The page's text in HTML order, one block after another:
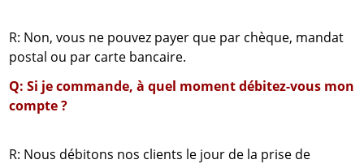
R: Non, vous ne pouvez payer que par chèque, mandat
postal ou par carte bancaire.
Q: Si je commande, à quel moment débitez-vous mon
compte ?
R: Nous débitons nos clients le jour de la prise de